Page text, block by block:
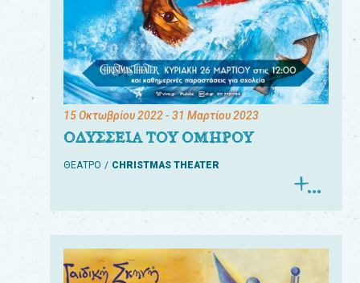
15 Οκτωβρίου 2022- 31 Μαρτίου 2023
ΟΔΥΣΣΕΙΑ ΤΟΥ ΟΜΗΡΟΥ
ΘΕΑΤΡΟ CHRISTMAS THEATER